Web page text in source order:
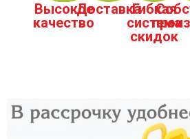
Высокое
качество
ДоставкаГибкая
система
скидок